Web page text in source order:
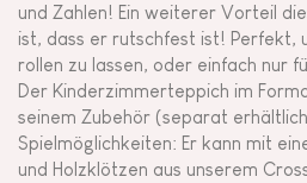
und Zahlen! Ein weiterer Vorteil
ist, dass er rutschfest ist! Perfekt,
rollen zu lassen, oder einfach nur
Der Kinderzimmerteppich im
seinem Zubehör (separat
Spielmöglichkeiten: Er kann mit
und Holzklötzen aus unserem